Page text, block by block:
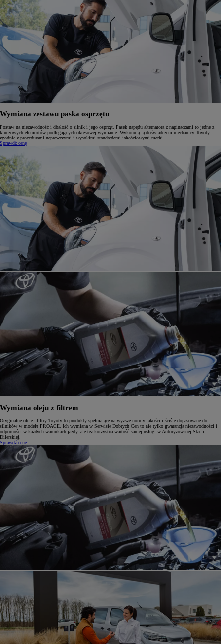
Wymiana zestawu paska osprzętu
Postaw na niezawodność i dbałość o silnik i jego osprzęt. Pasek napędu alternatora z napinaczami to jedne z
kluczowych elementów podlegających okresowej wymianie. Wykonują ją doświadczeni mechanicy Toyoty,
zgodnie z procedurami naprawczymi i wysokimi standardami jakościowymi marki.
Sprawdź cenę
Wymiana oleju z filtrem
Oryginalne oleje i filtry Toyoty to produkty spełniające najwyższe normy jakości i ściśle dopasowane do
silników w modelu PROACE. Ich wymiana w Serwisie Dobrych Cen to nie tylko gwarancja niezawodności i
odporności w każdych warunkach jazdy, ale też korzystna wartość samej usługi w Autoryzowanej Stacji
Dilerskiej.
Sprawdź cenę